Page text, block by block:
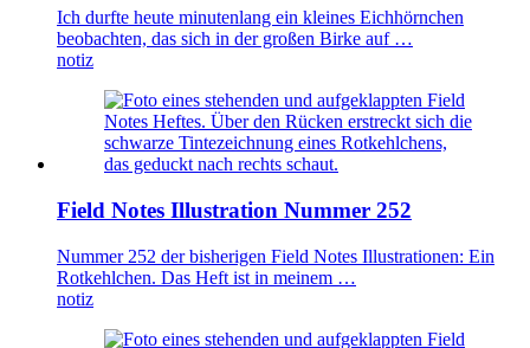
Ich durfte heute minutenlang ein kleines Eichhörnchen
beobachten, das sich in der großen Birke auf …
notiz
Field Notes Illustration Nummer 252
Nummer 252 der bisherigen Field Notes Illustrationen: Ein
Rotkehlchen. Das Heft ist in meinem …
notiz